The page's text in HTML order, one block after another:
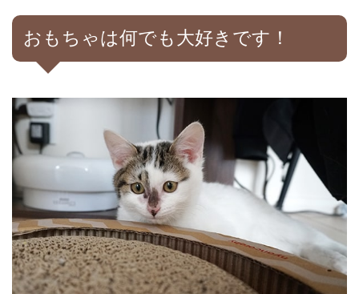
おもちゃは何でも大好きです！